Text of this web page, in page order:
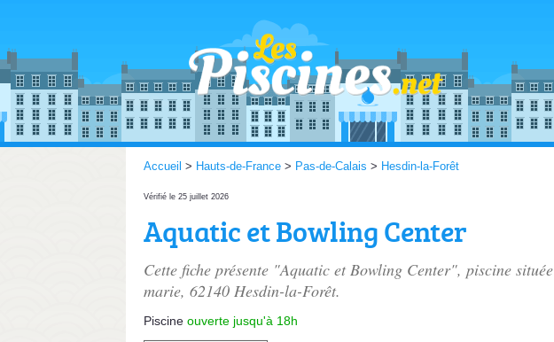
Accueil > Hauts-de-France > Pas-de-Calais > Hesdin-la-Forêt
Vérifié le 25 juillet 2026
Aquatic et Bowling Center
Cette fiche présente "Aquatic et Bowling Center", piscine située
marie, 62140 Hesdin-la-Forêt.
Piscine ouverte jusqu'à 18h